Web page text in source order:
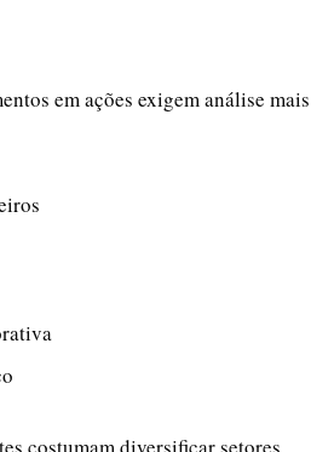
em ações exigem análise mais